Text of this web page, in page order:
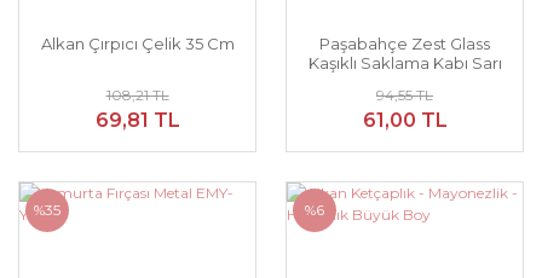
Alkan Çırpıcı Çelik 35 Cm
108,21 TL
69,81 TL
Paşabahçe Zest Glass
Kaşıklı Saklama Kabı Sarı
94,55 TL
61,00 TL
%35 %6